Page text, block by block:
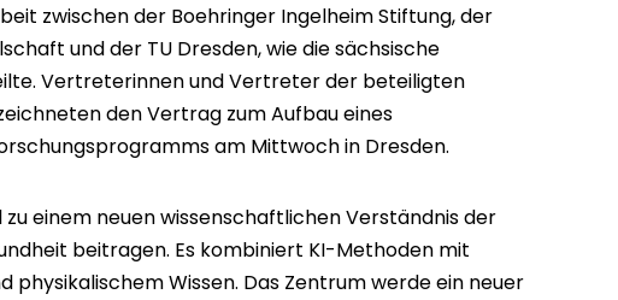
zwischen der Boehringer Ingelheim Stiftung, der
und der TU Dresden, wie die sächsische
Vertreterinnen und Vertreter der beteiligten
den Vertrag zum Aufbau eines
am Mittwoch in Dresden.
zu einem neuen wissenschaftlichen Verständnis der
beitragen. Es kombiniert KI-Methoden mit
physikalischem Wissen. Das Zentrum werde ein neuer